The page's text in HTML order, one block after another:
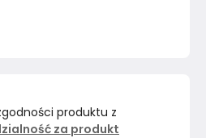
produktu z
za produkt